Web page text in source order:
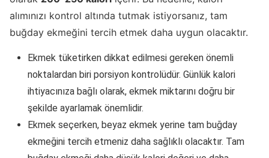
alımınızı kontrol altında tutmak istiyorsanız, tam
buğday ekmeğini tercih etmek daha uygun olacaktır.
Ekmek tüketirken dikkat edilmesi gereken önemli
noktalardan biri porsiyon kontrolüdür. Günlük kalori
ihtiyacınıza bağlı olarak, ekmek miktarını doğru bir
şekilde ayarlamak önemlidir.
Ekmek seçerken, beyaz ekmek yerine tam buğday
ekmeğini tercih etmeniz daha sağlıklı olacaktır. Tam